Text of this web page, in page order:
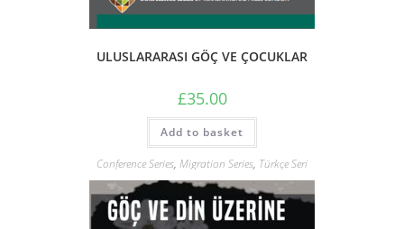
ULUSLARARASI GÖÇ VE ÇOCUKLAR
£35.00
Add to basket
Conference Series, Migration Series, Türkçe Seri